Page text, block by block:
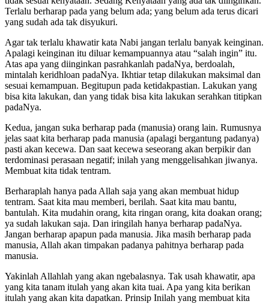
Terlalu berharap pada yang belum ada; yang belum ada terus dicari
yang sudah ada tak disyukuri.
Agar tak terlalu khawatir kata Nabi jangan terlalu banyak keinginan.
Apalagi keinginan itu diluar kemampuannya atau “salah ingin” itu.
Atas apa yang diinginkan pasrahkanlah padaNya, berdoalah,
mintalah keridhloan padaNya. Ikhtiar tetap dilakukan maksimal dan
sesuai kemampuan. Begitupun pada ketidakpastian. Lakukan yang
bisa kita lakukan, dan yang tidak bisa kita lakukan serahkan titipkan
padaNya.
Kedua, jangan suka berharap pada (manusia) orang lain. Rumusnya
jelas saat kita berharap pada manusia (apalagi bergantung padanya)
pasti akan kecewa. Dan saat kecewa seseorang akan berpikir dan
terdominasi perasaan negatif; inilah yang menggelisahkan jiwanya.
Membuat kita tidak tentram.
Berharaplah hanya pada Allah saja yang akan membuat hidup
tentram. Saat kita mau memberi, berilah. Saat kita mau bantu,
bantulah. Kita mudahin orang, kita ringan orang, kita doakan orang;
ya sudah lakukan saja. Dan iringilah hanya berharap padaNya.
Jangan berharap apapun pada manusia. Jika masih berharap pada
manusia, Allah akan timpakan padanya pahitnya berharap pada
manusia.
Yakinlah Allahlah yang akan ngebalasnya. Tak usah khawatir, apa
yang kita tanam itulah yang akan kita tuai. Apa yang kita berikan
itulah yang akan kita dapatkan. Prinsip Inilah yang membuat kita